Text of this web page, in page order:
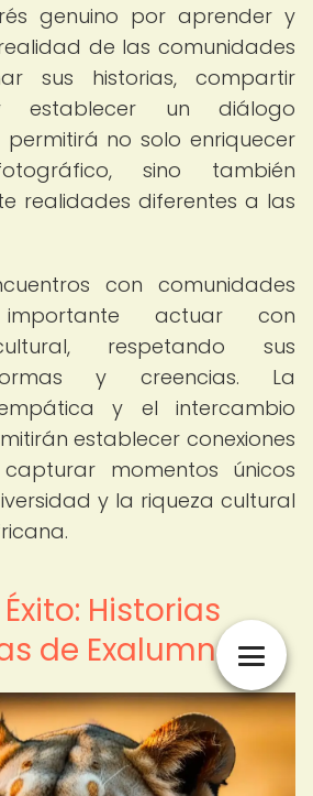
genuino por aprender y
de las comunidades
sus historias, compartir
establecer un diálogo
no solo enriquecer
sino también
realidades diferentes a las
con comunidades
actuar con
respetando sus
y creencias. La
y el intercambio
establecer conexiones
momentos únicos
y la riqueza cultural
Historias
de Exalumnos